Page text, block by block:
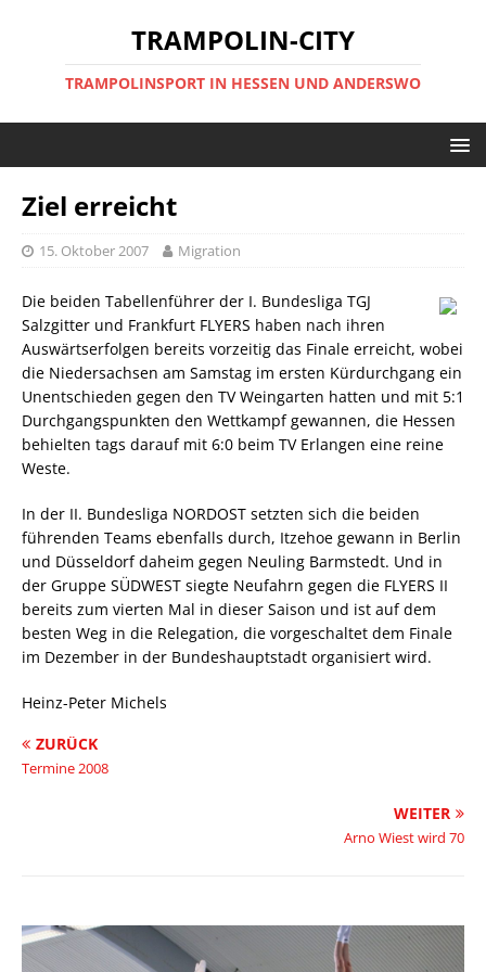
TRAMPOLIN-CITY
TRAMPOLINSPORT IN HESSEN UND ANDERSWO
Ziel erreicht
15. Oktober 2007 Migration
Die beiden Tabellenführer der I. Bundesliga TGJ
Salzgitter und Frankfurt FLYERS haben nach ihren
Auswärtserfolgen bereits vorzeitig das Finale erreicht, wobei
die Niedersachsen am Samstag im ersten Kürdurchgang ein
Unentschieden gegen den TV Weingarten hatten und mit 5:1
Durchgangspunkten den Wettkampf gewannen, die Hessen
behielten tags darauf mit 6:0 beim TV Erlangen eine reine
Weste.
In der II. Bundesliga NORDOST setzten sich die beiden
führenden Teams ebenfalls durch, Itzehoe gewann in Berlin
und Düsseldorf daheim gegen Neuling Barmstedt. Und in
der Gruppe SÜDWEST siegte Neufahrn gegen die FLYERS II
bereits zum vierten Mal in dieser Saison und ist auf dem
besten Weg in die Relegation, die vorgeschaltet dem Finale
im Dezember in der Bundeshauptstadt organisiert wird.
Heinz-Peter Michels
ZURÜCK
Termine 2008
WEITER
Arno Wiest wird 70